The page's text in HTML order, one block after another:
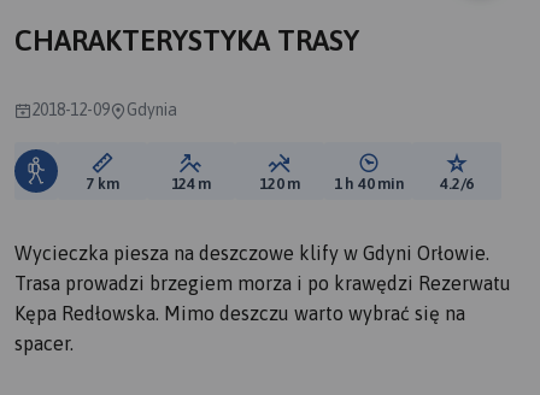
CHARAKTERYSTYKA TRASY
2018-12-09 Gdynia
Długość trasy:
7 km Suma przewyższeń:
124 m Suma spadków:
120 m Średni czas potrzebny
1 h 40 min Ocena
4.2/6
Wycieczka piesza na deszczowe klify w Gdyni Orłowie.
Trasa prowadzi brzegiem morza i po krawędzi Rezerwatu
Kępa Redłowska. Mimo deszczu warto wybrać się na
spacer.